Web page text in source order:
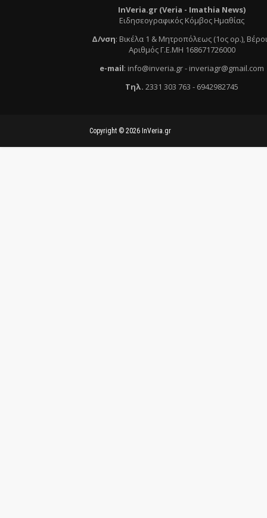
InVeria.gr (Veria - Ιmathia News)
Ειδησεογραφικός Κόμβος Ημαθίας
Δ/νση: Βικέλα 1 & Μητροπόλεως (1ος ορ.),
Αριθμός Γ.Ε.ΜΗ 168671726000
e-mail: info@inveria.gr- inveriagr@gmail.com
Τηλ. 2331 303 763 - 6942982745
Copyright © 2026 InVeria.gr